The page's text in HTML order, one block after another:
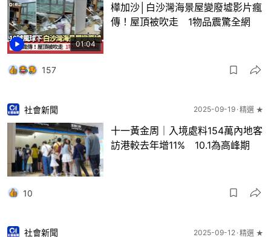
01:04
樺加沙│白沙灣海景屋變廢墟影片瘋
傳！屋頂被吹走 1物品震驚全網
157
社會新聞 2025-09-19 精選 ★
十一黃金周｜入境處料154萬內地客
訪港較去年增11% 10.1為高峰期
10
社會新聞 2025-09-12 精選 ★